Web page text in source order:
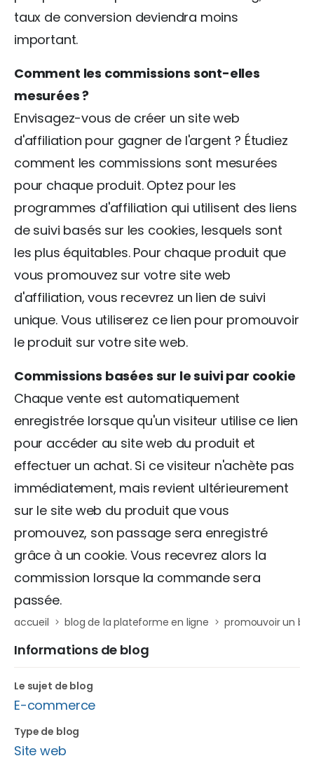
taux de conversion deviendra moins
important.
Comment les commissions sont-elles
mesurées ?
Envisagez-vous de créer un site web
d'affiliation pour gagner de l'argent ? Étudiez
comment les commissions sont mesurées
pour chaque produit. Optez pour les
programmes d'affiliation qui utilisent des liens
de suivi basés sur les cookies, lesquels sont
les plus équitables. Pour chaque produit que
vous promouvez sur votre site web
d'affiliation, vous recevrez un lien de suivi
unique. Vous utiliserez ce lien pour promouvoir
le produit sur votre site web.
Commissions basées sur le suivi par cookie
Chaque vente est automatiquement
enregistrée lorsque qu'un visiteur utilise ce lien
pour accéder au site web du produit et
effectuer un achat. Si ce visiteur n'achète pas
immédiatement, mais revient ultérieurement
sur le site web du produit que vous
promouvez, son passage sera enregistré
grâce à un cookie. Vous recevrez alors la
commission lorsque la commande sera
passée.
accueil blog de la plateforme en ligne promouvoir un
Informations de blog
Le sujet de blog
E-commerce
Type de blog
Site web